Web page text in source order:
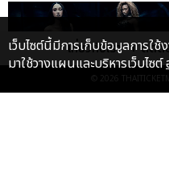
เกี่ยวกับเรา ติดต่
© 2026
เว็บไซต์นี้มีการเก็บข้อมูลการใ
มาใช้วางแผนและบริหารเว็บไซต์